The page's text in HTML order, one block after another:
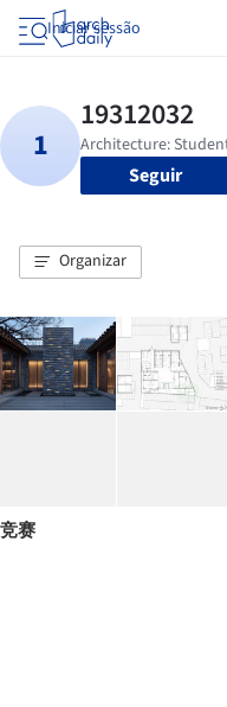
Iniciar sessão
Seguir
Organizar
竞赛